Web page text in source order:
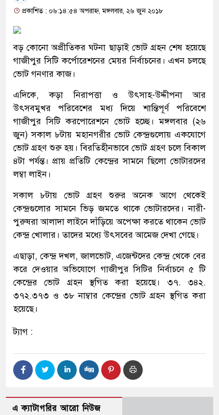
প্রকাশিত : ০৬:১৪:৫৪ অপরাহ্ন, মঙ্গলবার, ২৬ জুন ২০১৮
বড় কোনো অপ্রীতিকর ঘটনা ছাড়াই ভোট গ্রহন শেষ হয়েছে
গাজীপুর সিটি কর্পোরেশনের মেয়র নির্বাচনের। এখন চলছে
ভোট গনণার কাজ।
এদিকে, কড়া নিরাপত্তা ও উৎসাহ-উদ্দীপনা আর
উৎসবমুখর পরিবেশের মধ্য দিয়ে শান্তিপূর্ণ পরিবেশে
গাজীপুর সিটি করপোরেশনে ভোট হচ্ছে। মঙ্গলবার (২৬
জুন) সকাল ৮টায় মহানগরীর ভোট কেন্দ্রগুলোয় একযোগে
ভোট গ্রহণ শুরু হয়। বিরতিহীনভাবে ভোট গ্রহণ চলে বিকাল
৪টা পর্যন্ত। প্রায় প্রতিটি কেন্দ্রের সামনে ছিলো ভোটারদের
লম্বা লাইন।
সকাল ৮টায় ভোট গ্রহণ শুরুর অনেক আগে থেকেই
কেন্দ্রগুলোর সামনে ভিড় জমতে থাকে ভোটারদের। নারী-
পুরুষরা আলাদা লাইনে দাঁড়িয়ে অপেক্ষা করতে থাকেন ভোট
কেন্দ্র খোলার। তাদের মধ্যে উৎসবের আমেজ দেখা গেছে।
এছাড়া, কেন্দ্র দখল, জালভোট, এজেন্টদের কেন্দ্র থেকে বের
করে দেওয়ার অভিযোগে গাজীপুর সিটির নির্বাচনে ৫ টি
কেন্দ্রের ভোট গ্রহন স্থগিত করা হয়েছে। ৩৭. ৩৪২.
৩৭২.৩৭৩ ও ৩৮ নাম্বার কেন্দ্রের ভোট গ্রহন স্থগিত করা
হয়েছে।
ট্যাগ :
এ ক্যাটাগরির আরো নিউজ